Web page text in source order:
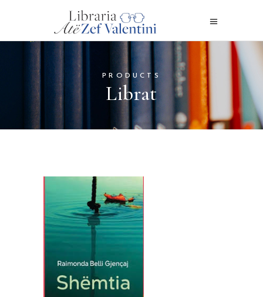
PRODUCTS
Librat